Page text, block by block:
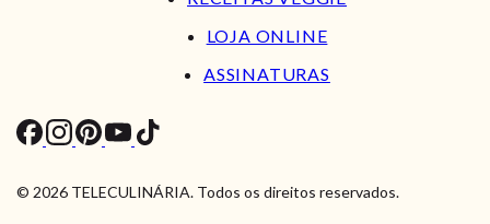
LOJA ONLINE
ASSINATURAS
© 2026 TELECULINÁRIA. Todos os direitos reservados.